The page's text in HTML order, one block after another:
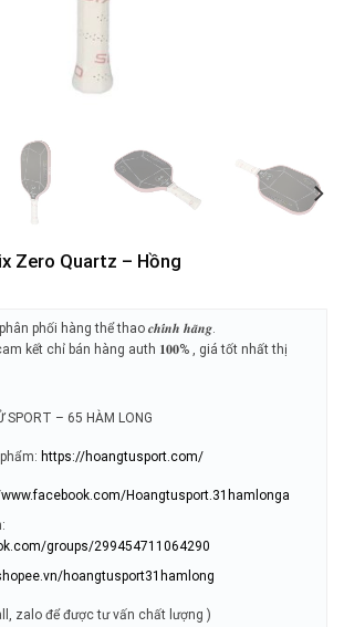
Zero Quartz – Hồng
phối hàng thể thao 𝒄𝒉𝒊́𝒏𝒉 𝒉𝒂̃𝒏𝒈.
kết chỉ bán hàng auth 𝟏𝟎𝟎% , giá tốt nhất thị
SPORT – 65 HÀM LONG
https://hoangtusport.com/
Hoangtusport.31hamlonga
groups/299454711064290
hoangtusport31hamlong
zalo để được tư vấn chất lượng )